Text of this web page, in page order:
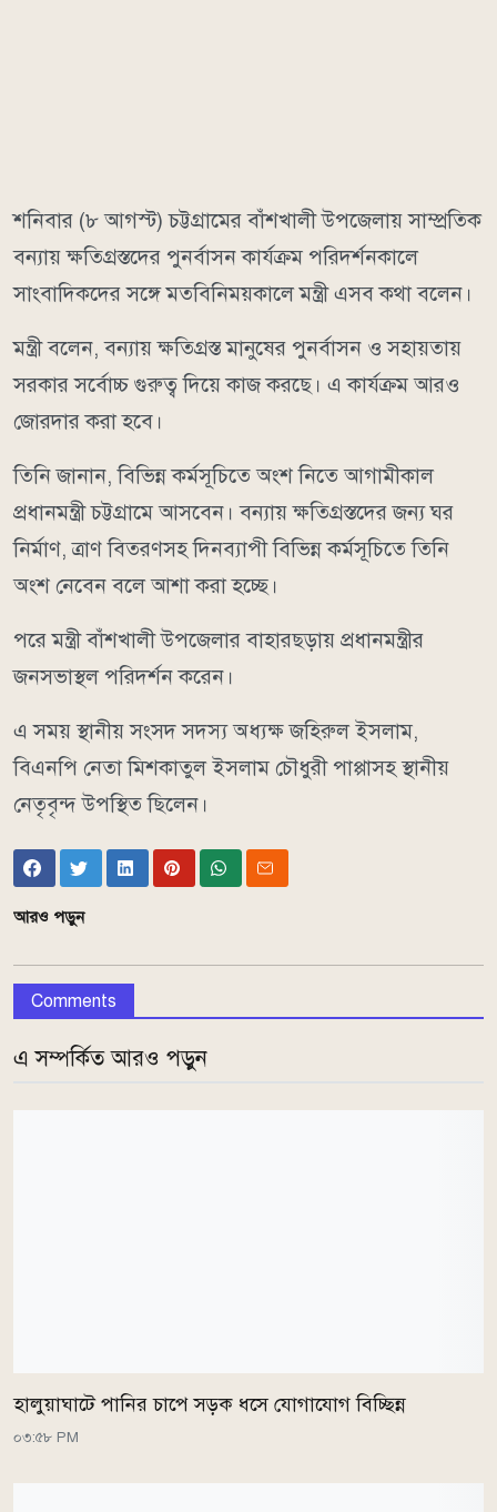
শনিবার (৮ আগস্ট) চট্টগ্রামের বাঁশখালী উপজেলায় সাম্প্রতিক
বন্যায় ক্ষতিগ্রস্তদের পুনর্বাসন কার্যক্রম পরিদর্শনকালে
সাংবাদিকদের সঙ্গে মতবিনিময়কালে মন্ত্রী এসব কথা বলেন।
মন্ত্রী বলেন, বন্যায় ক্ষতিগ্রস্ত মানুষের পুনর্বাসন ও সহায়তায়
সরকার সর্বোচ্চ গুরুত্ব দিয়ে কাজ করছে। এ কার্যক্রম আরও
জোরদার করা হবে।
তিনি জানান, বিভিন্ন কর্মসূচিতে অংশ নিতে আগামীকাল
প্রধানমন্ত্রী চট্টগ্রামে আসবেন। বন্যায় ক্ষতিগ্রস্তদের জন্য ঘর
নির্মাণ, ত্রাণ বিতরণসহ দিনব্যাপী বিভিন্ন কর্মসূচিতে তিনি
অংশ নেবেন বলে আশা করা হচ্ছে।
পরে মন্ত্রী বাঁশখালী উপজেলার বাহারছড়ায় প্রধানমন্ত্রীর
জনসভাস্থল পরিদর্শন করেন।
এ সময় স্থানীয় সংসদ সদস্য অধ্যক্ষ জহিরুল ইসলাম,
বিএনপি নেতা মিশকাতুল ইসলাম চৌধুরী পাপ্পাসহ স্থানীয়
নেতৃবৃন্দ উপস্থিত ছিলেন।
আরও পড়ুন
Comments
এ সম্পর্কিত আরও পড়ুন
হালুয়াঘাটে পানির চাপে সড়ক ধসে যোগাযোগ বিচ্ছিন্ন
০৩:৫৮ PM